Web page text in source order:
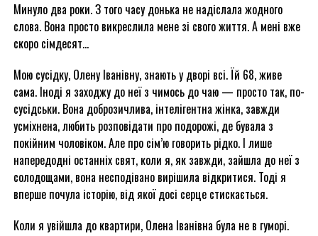
Минуло два роки. З того часу донька не надіслала жодного
слова. Вона просто викреслила мене зі свого життя. А мені вже
скоро сімдесят…
Мою сусідку, Олену Іванівну, знають у дворі всі. Їй 68, живе
сама. Іноді я заходжу до неї з чимось до чаю — просто так, по-
сусідськи. Вона доброзичлива, інтелігентна жінка, завжди
усміхнена, любить розповідати про подорожі, де бувала з
покійним чоловіком. Але про сім’ю говорить рідко. І лише
напередодні останніх свят, коли я, як завжди, зайшла до неї з
солодощами, вона несподівано вирішила відкритися. Тоді я
вперше почула історію, від якої досі серце стискається.
Коли я увійшла до квартири, Олена Іванівна була не в гуморі.